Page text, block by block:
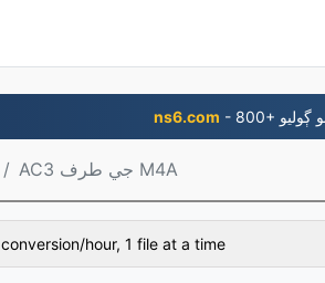
ns6.com
AC3 جي طرف M4A
1 conversion/hour, 1 file at a time